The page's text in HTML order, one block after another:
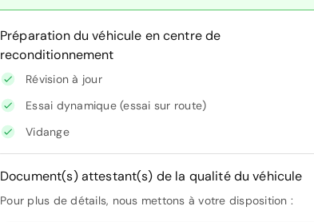
Préparation du véhicule en centre de
reconditionnement
Révision à jour
Essai dynamique (essai sur route)
Vidange
Document(s) attestant(s) de la qualité du véhicule
Pour plus de détails, nous mettons à votre disposition :